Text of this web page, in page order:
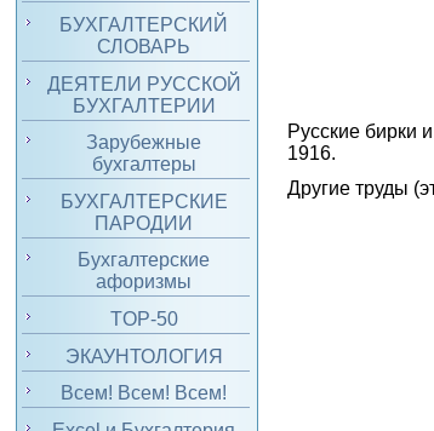
БУХГАЛТЕРСКИЙ
СЛОВАРЬ
ДЕЯТЕЛИ РУССКОЙ
БУХГАЛТЕРИИ
Зарубежные
бухгалтеры
БУХГАЛТЕРСКИЕ
ПАРОДИИ
Бухгалтерские
афоризмы
TOP-50
ЭКАУНТОЛОГИЯ
Всем! Всем! Всем!
Русские бирки
1916.
Другие труды